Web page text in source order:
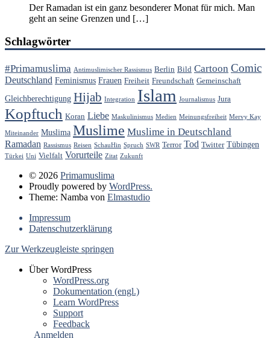
Der Ramadan ist ein ganz besonderer Monat für mich. Man
geht an seine Grenzen und […]
Schlagwörter
#Primamuslima Antimuslimischer Rassismus Berlin Bild Cartoon Comic
Deutschland Feminismus Frauen Freiheit Freundschaft Gemeinschaft
Gleichberechtigung Hijab Integration Islam Journalismus Jura
Kopftuch Koran Liebe Maskulinismus Medien Meinungsfreiheit Mervy Kay
Miteinander Muslima Muslime Muslime in Deutschland
Ramadan Rassismus Reisen SchauHin Spruch SWR Terror Tod Twitter Tübingen
Türkei Uni Vielfalt Vorurteile Zitat Zukunft
© 2026 Primamuslima
Proudly powered by WordPress.
Theme: Namba von Elmastudio
Impressum
Datenschutzerklärung
Zur Werkzeugleiste springen
Über WordPress
WordPress.org
Dokumentation (engl.)
Learn WordPress
Support
Feedback
Anmelden